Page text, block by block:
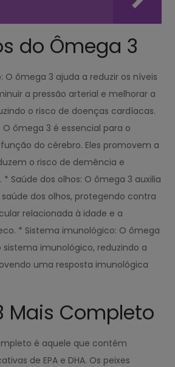
do Ômega 3
O ômega 3 ajuda a reduzir os níveis
a pressão arterial e melhorar a
o risco de doenças cardíacas.
ômega 3 é essencial para o
do cérebro. Eles promovem a
o risco de demência e
Saúde dos olhos: O ômega 3 auxilia
dos olhos, protegendo contra
relacionada à idade e a
* Sistema imunológico: O ômega
imunológico, reduzindo a
uma resposta imunológica
Mais Completo
é aquele que contém
de EPA e DHA. Os peixes